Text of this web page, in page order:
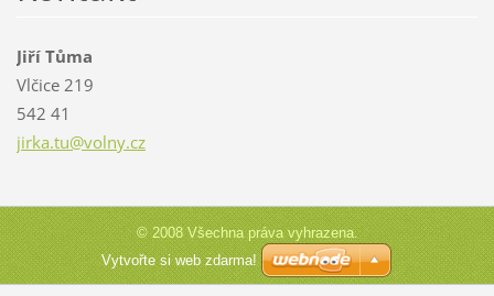
Jiří Tůma
Vlčice 219
542 41
jirka.tu@volny.cz
© 2008 Všechna práva vyhrazena.
Vytvořte si web zdarma!